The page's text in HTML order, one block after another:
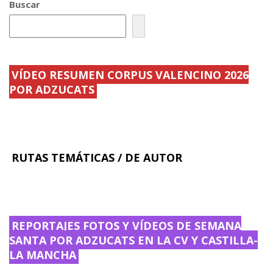
o
o
ar
ti
Buscar
VÍDEO RESUMEN CORPUS VALENCINO 2026
POR ADZUCATS
RUTAS TEMÁTICAS / DE AUTOR
REPORTAJES FOTOS Y VÍDEOS DE SEMANA
SANTA POR ADZUCATS EN LA CV Y CASTILLA-
LA MANCHA